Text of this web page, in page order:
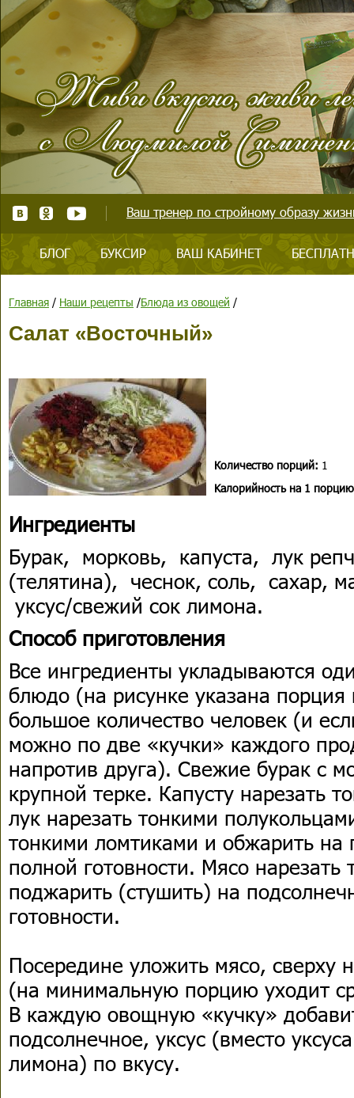
Ваш тренер по стройному образу
БЛОГ БУКСИР ВАШ КАБИНЕТ
Главная / Наши рецепты /Блюда из овощей /
Салат «Восточный»
Количество порций: 1
Kалорийность на 1
Ингредиенты
Бурак, морковь, капуста, лук
(телятина), чеснок, соль, сахар,
уксус/свежий сок лимона.
Способ приготовления
Все ингредиенты укладываются
блюдо (на рисунке указана
большое количество человек (и
можно по две «кучки» каждого
напротив друга). Свежие бурак с
крупной терке. Капусту нарезать
лук нарезать тонкими
тонкими ломтиками и обжарить на
полной готовности. Мясо
поджарить (стушить) на
готовности.
Посередине уложить мясо, сверху
(на минимальную порцию уходит
В каждую овощную «кучку»
подсолнечное, уксус (вместо
лимона) по вкусу.